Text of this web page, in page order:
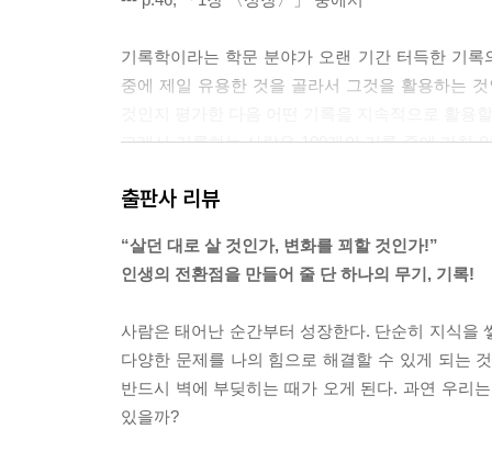
기록학이라는 학문 분야가 오랜 기간 터득한 기
중에 제일 유용한 것을 골라서 그것을 활용하는
그래서 기록하는 사람은 100개의 기록 중에 가치
--- p.112, 「3장 〈집중〉」 중에서
삶에서 괴로운 문제에 부딪혔을 때 그 많은 조각
필요한 것은 그저 잠들어 있던 생각의 조각들을
된다.
--- p.157, 「4장 〈확장〉」 중에서
대화 기록은 내용 전체를 그대로 받아 적는 것이
출판사 리뷰
“살던 대로 살 것인가, 변화를 꾀할 것인가!”
인생의 전환점을 만들어 줄 단 하나의 무기, 기록!
사람은 태어난 순간부터 성장한다. 단순히 지식을
다양한 문제를 나의 힘으로 해결할 수 있게 되는
반드시 벽에 부딪히는 때가 오게 된다. 과연 우리
있을까?